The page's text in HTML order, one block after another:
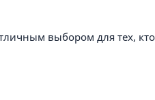
выбором для тех,